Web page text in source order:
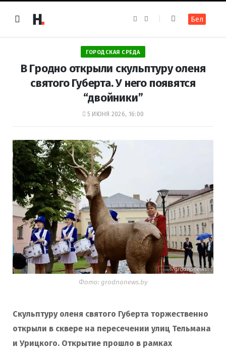
e
b
o
o
k
t
a
m
Бел
ГОРОДСКАЯ СРЕДА
В Гродно открыли скульптуру оленя
святого Губерта. У него появятся
“двойники”
5 ИЮНЯ 2026, 16:00
Фото: grodnonews.by
Скульптуру оленя святого Губерта торжественно
открыли в сквере на пересечении улиц Тельмана
и Урицкого. Открытие прошло в рамках